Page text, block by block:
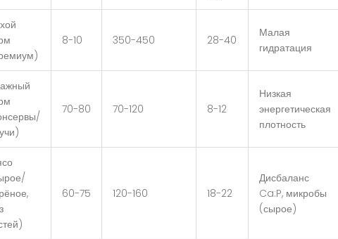
8-10 350-450 28-40
Малая
гидратация
70-80 70-120 8-12
Низкая
энергетическая
плотность
60-75 120-160 18-22
Дисбаланс
Ca:P, микробы
(сырое)